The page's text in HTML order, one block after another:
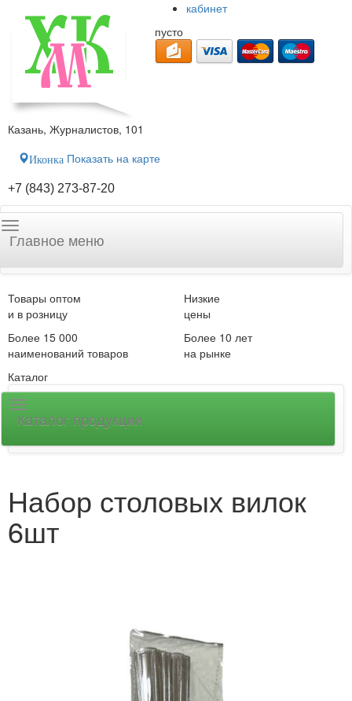
кабинет
пусто
Казань, Журналистов, 101
Иконка Показать на карте
+7 (843) 273-87-20
Главное меню
Товары оптом
и в розницу
Низкие
цены
Более 15 000
наименований товаров
Более 10 лет
на рынке
Каталог
Каталог продукции
Набор столовых вилок
6шт